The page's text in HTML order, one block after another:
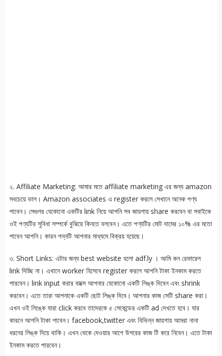
২. Affiliate Marketing: আমার মতে affiliate marketing এর জন্য amazon
সবচেয়ে ভাল। Amazon associates এ register করলে সেখানে অনেক পণ্য
পাবেন। সেগুলর যেকোনো একটির link নিয়ে আপনি সব জায়গায় share করবেন বা সবাইকে
ওই পণ্যটির সুবিধা সম্পর্কে বুঝিয়ে কিনতে বলবেন। এতে পণ্যটির মোট দামের ১০% এর মতো
পাবেন আপনি। কারন পন্নটি আপনার মাধ্যমে বিক্রয় হয়েছে।
৩. Short Links: এটার জন্য best website হলো adf.ly । আমি কন রেফারেল
link দিচ্ছি না। এখানে worker হিসেবে register করলে আপনি টাকা ইনকাম করতে
পারবেন। link input করার বাক্সে আপনার যেকোনো একটি লিঙ্ক দিবেন এবং shrink
করবেন। এতে তারা আপনাকে একটি ছোট লিঙ্ক দিবে। আপনার কাজ সেটি share করা।
এখন ওই লিঙ্কে যারা click করবে তাদেরকে ৫ সেকেন্ডের একটি ad দেখতে হবে। যার
কারনে আপনি টাকা পাবেন। facebook,twitter এবং বিভিন্ন জায়গায় আমরা নানা
ধরনের লিঙ্ক দিয়ে থাকি। এখন থেকে দেওয়ার আগে উপরের কাজ টি করে নিবেন। এতে টাকা
ইনকাম করতে পারবেন।